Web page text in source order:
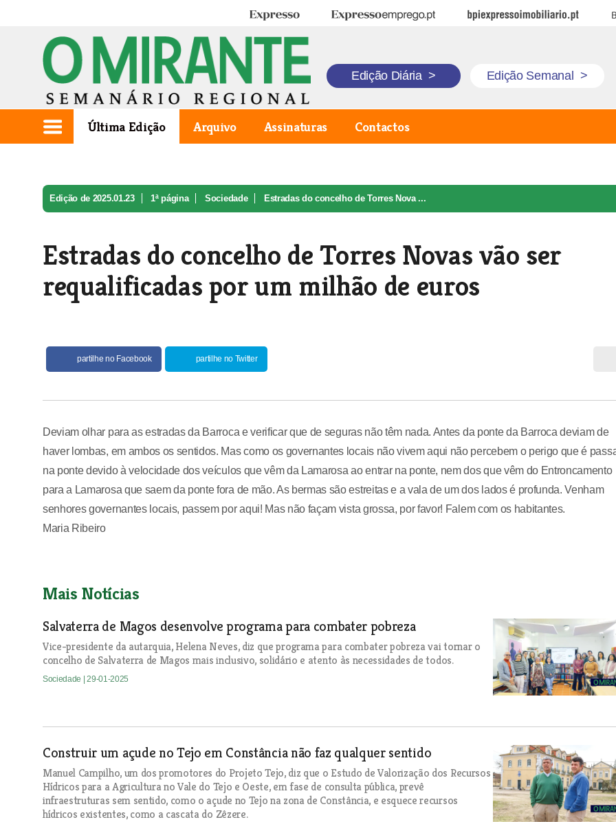
Expresso Expresso Emprego BPI Expresso Imobiliário
Edição Diária > Edição Semanal >
Última Edição Arquivo Assinaturas Contactos
Edição de 2025.01.23 1ª página Sociedade Estradas do concelho de Torres Nova ...
Estradas do concelho de Torres Novas vão ser
requalificadas por um milhão de euros
partilhe no Facebook partilhe no Twitter
Deviam olhar para as estradas da Barroca e verificar que de seguras não têm nada. Antes da ponte da Barroca deviam de
haver lombas, em ambos os sentidos. Mas como os governantes locais não vivem aqui não percebem o perigo que é
na ponte devido à velocidade dos veículos que vêm da Lamarosa ao entrar na ponte, nem dos que vêm do Entroncamento
para a Lamarosa que saem da ponte fora de mão. As bermas são estreitas e a vala de um dos lados é profunda. Venham
senhores governantes locais, passem por aqui! Mas não façam vista grossa, por favor! Falem com os habitantes.
Maria Ribeiro
Mais Notícias
Salvaterra de Magos desenvolve programa para combater pobreza
Vice-presidente da autarquia, Helena Neves, diz que programa para combater pobreza vai tornar o
concelho de Salvaterra de Magos mais inclusivo, solidário e atento às necessidades de todos.
Sociedade | 29-01-2025
Construir um açude no Tejo em Constância não faz qualquer sentido
Manuel Campilho, um dos promotores do Projeto Tejo, diz que o Estudo de Valorização dos Recursos
Hídricos para a Agricultura no Vale do Tejo e Oeste, em fase de consulta pública, prevê
infraestruturas sem sentido, como o açude no Tejo na zona de Constância, e esquece recursos
hídricos existentes, como a cascata do Zêzere.